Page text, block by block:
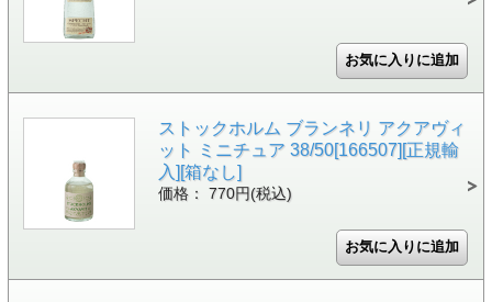
ストックホルム ブランネリ アクアヴィ
ット ミニチュア 38/50[166507][正規輸
入][箱なし]
価格： 770円(税込)